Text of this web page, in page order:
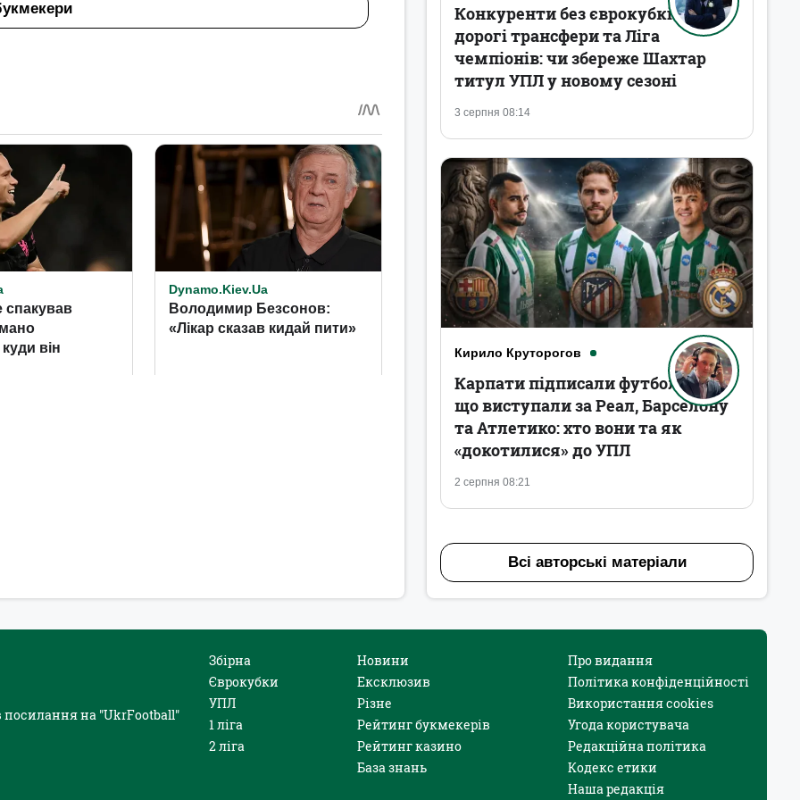
3 серпня 08:14
Конкуренти без єврокубків,
дорогі трансфери та Ліга
чемпіонів: чи збереже Шахтар
титул УПЛ у новому сезоні
Кирило Круторогов
2 серпня 08:21
Карпати підписали футболістів,
що виступали за Реал, Барселону
та Атлетико: хто вони та як
«докотилися» до УПЛ
Всі авторські матеріали
посилання на "UkrFootball"
Збірна
Єврокубки
УПЛ
1 ліга
2 ліга
Новини
Ексклюзив
Різне
Рейтинг букмекерів
Рейтинг казино
База знань
Про видання
Політика конфіденційності
Використання cookies
Угода користувача
Редакційна політика
Кодекс етики
Наша редакція